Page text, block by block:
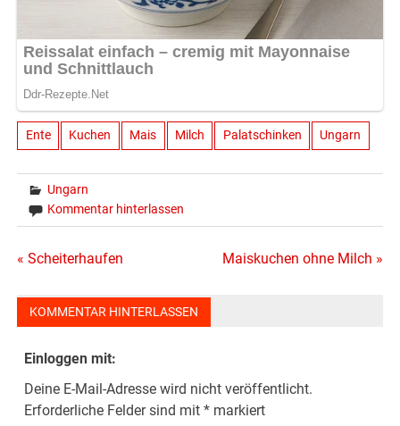
Ente Kuchen Mais Milch Palatschinken Ungarn
Ungarn
Kommentar hinterlassen
Beitragsnavigation
« Scheiterhaufen Maiskuchen ohne Milch »
KOMMENTAR HINTERLASSEN
Einloggen mit:
Deine E-Mail-Adresse wird nicht veröffentlicht.
Erforderliche Felder sind mit* markiert